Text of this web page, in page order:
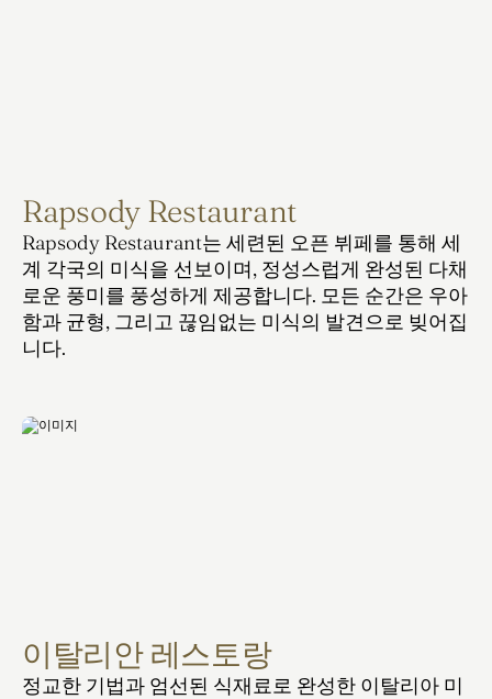
Rapsody Restaurant
Rapsody Restaurant는 세련된 오픈 뷔페를 통해 세
계 각국의 미식을 선보이며, 정성스럽게 완성된 다채
로운 풍미를 풍성하게 제공합니다. 모든 순간은 우아
함과 균형, 그리고 끊임없는 미식의 발견으로 빚어집
니다.
이탈리안 레스토랑
정교한 기법과 엄선된 식재료로 완성한 이탈리아 미